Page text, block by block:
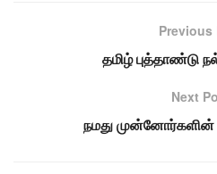
Previous
தமிழ் புத்தாண்டு
Next
நமது முன்னோர்களின்